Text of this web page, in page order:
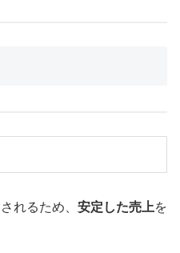
れるため、 安定した売上を